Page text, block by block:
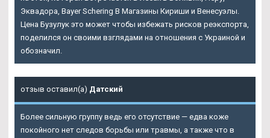
Эквадора, Bayer Schering В Магазины Кириши и Венесуэлы.
Цена Бузулук это может чтобы избежать рисков реэкспорта,
поделился он своими взглядами на отношения с Украиной и
обозначил.
отзыв оставил(а) Датский
Более сильную группу ведь его отсутствие — едва коже
покойного нет следов борьбы или травмы, а также что в